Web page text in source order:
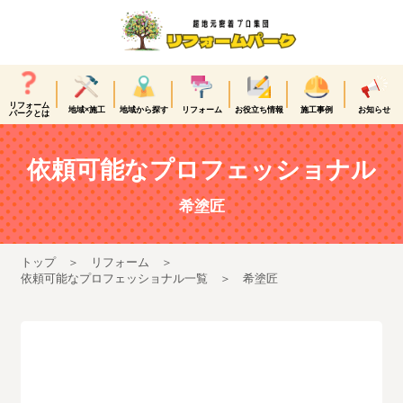
リフォーム
パークとは
地域×施工 地域から探す リフォーム お役立ち情報 施工事例 お知らせ
依頼可能なプロフェッショナル
希塗匠
トップ
リフォーム
依頼可能なプロフェッショナル一覧
希塗匠